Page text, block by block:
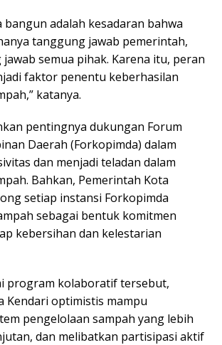
bangun adalah kesadaran bahwa
tanggung jawab pemerintah,
semua pihak. Karena itu, peran
faktor penentu keberhasilan
katanya.
pentingnya dukungan Forum
Daerah (Forkopimda) dalam
dan menjadi teladan dalam
Bahkan, Pemerintah Kota
setiap instansi Forkopimda
sebagai bentuk komitmen
kebersihan dan kelestarian
program kolaboratif tersebut,
Kendari optimistis mampu
pengelolaan sampah yang lebih
dan melibatkan partisipasi aktif